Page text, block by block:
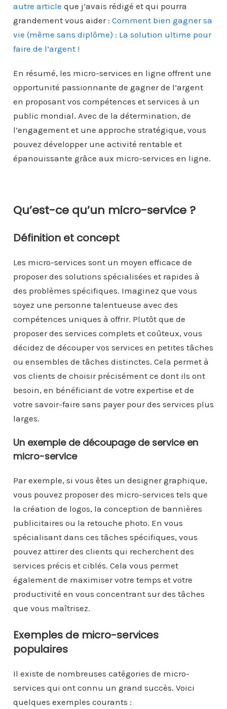
autre article que j’avais rédigé et qui pourra
grandement vous aider : Comment bien gagner sa
vie (même sans diplôme) : La solution ultime pour
faire de l’argent !
En résumé, les micro-services en ligne offrent une
opportunité passionnante de gagner de l’argent
en proposant vos compétences et services à un
public mondial. Avec de la détermination, de
l’engagement et une approche stratégique, vous
pouvez développer une activité rentable et
épanouissante grâce aux micro-services en ligne.
Qu’est-ce qu’un micro-service ?
Définition et concept
Les micro-services sont un moyen efficace de
proposer des solutions spécialisées et rapides à
des problèmes spécifiques. Imaginez que vous
soyez une personne talentueuse avec des
compétences uniques à offrir. Plutôt que de
proposer des services complets et coûteux, vous
décidez de découper vos services en petites tâches
ou ensembles de tâches distinctes. Cela permet à
vos clients de choisir précisément ce dont ils ont
besoin, en bénéficiant de votre expertise et de
votre savoir-faire sans payer pour des services plus
larges.
Un exemple de découpage de service en
micro-service
Par exemple, si vous êtes un designer graphique,
vous pouvez proposer des micro-services tels que
la création de logos, la conception de bannières
publicitaires ou la retouche photo. En vous
spécialisant dans ces tâches spécifiques, vous
pouvez attirer des clients qui recherchent des
services précis et ciblés. Cela vous permet
également de maximiser votre temps et votre
productivité en vous concentrant sur des tâches
que vous maîtrisez.
Exemples de micro-services
populaires
Il existe de nombreuses catégories de micro-
services qui ont connu un grand succès. Voici
quelques exemples courants :